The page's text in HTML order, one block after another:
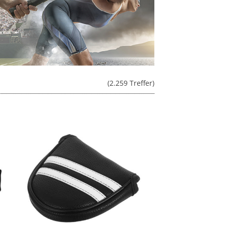
(2.259 Treffer)